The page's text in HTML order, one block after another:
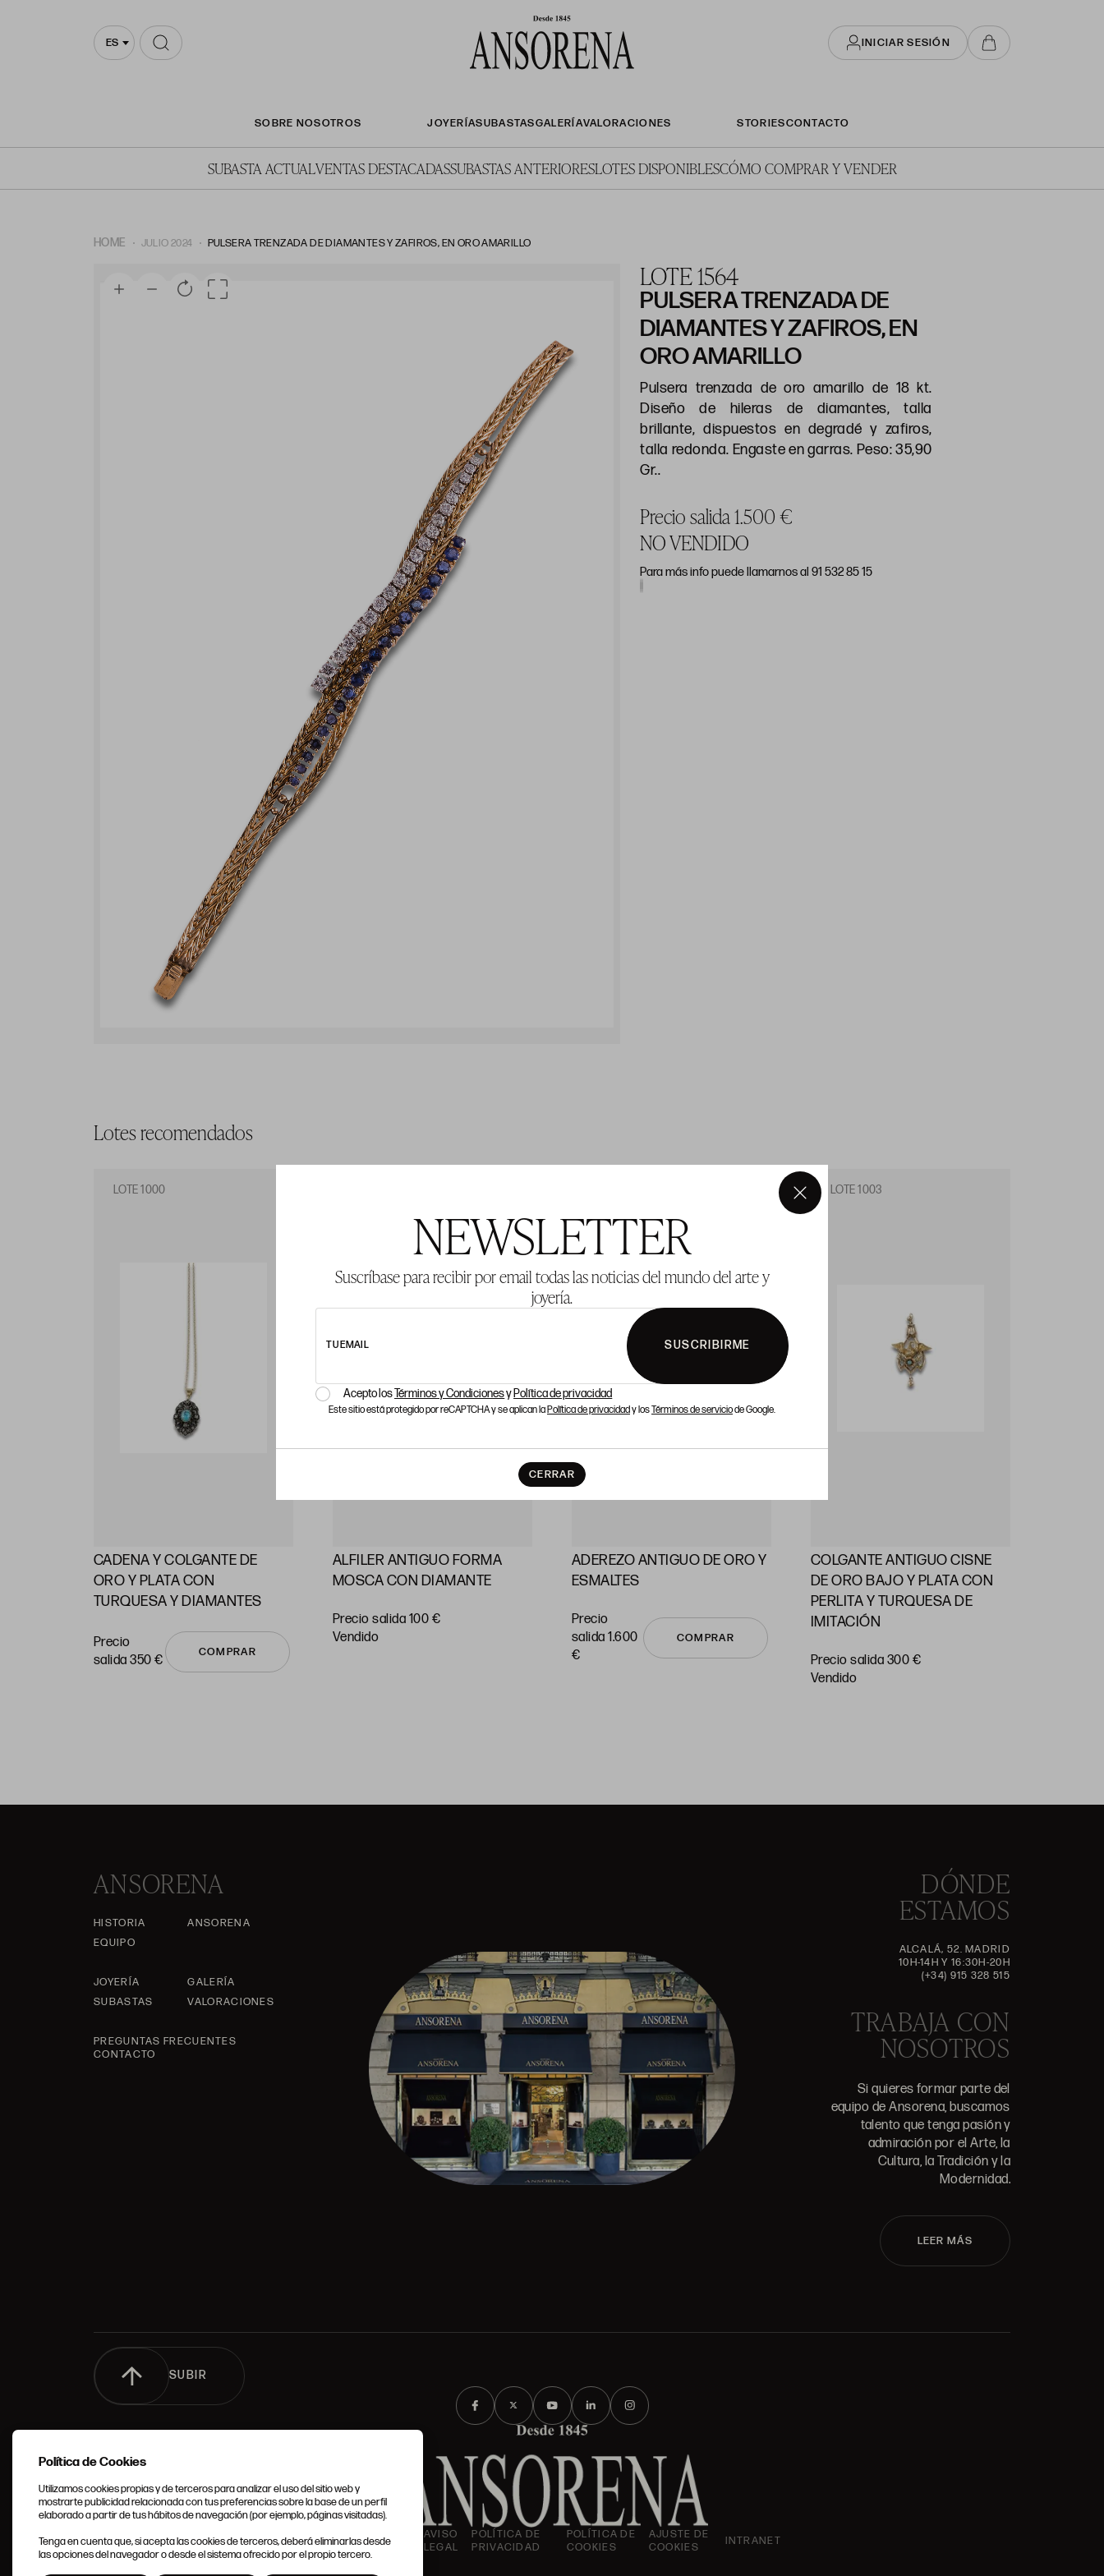
NEWSLETTER
Suscríbase para recibir por email todas las noticias del mundo del arte y
joyería.
TU EMAIL SUSCRIBIRME
Acepto losTérminos y Condicionesy Política de privacidad
Este sitio está protegido por reCAPTCHA y se aplican laPolítica de privacidady losTérminos de serviciode Google.
CERRAR
×
ES INICIAR SESIÓN
SOBRE NOSOTROS JOYERÍASUBASTASGALERÍAVALORACIONES STORIESCONTACTO
SUBASTA ACTUALVENTAS DESTACADASSUBASTAS ANTERIORESLOTES DISPONIBLESCÓMO COMPRAR Y VENDER
HOME JULIO 2024 PULSERA TRENZADA DE DIAMANTES Y ZAFIROS, EN ORO AMARILLO
LOTE 1564
PULSERA TRENZADA DE
DIAMANTES Y ZAFIROS, EN
ORO AMARILLO
Pulsera trenzada de oro amarillo de 18 kt.
Diseño de hileras de diamantes, talla
brillante, dispuestos en degradé y zafiros,
talla redonda. Engaste en garras. Peso: 35,90
Gr..
Precio salida 1.500 €
NO VENDIDO
Para más info puede llamarnos al 91 532 85 15
Lotes recomendados
LOTE 1000
CADENA Y COLGANTE DE
ORO Y PLATA CON
TURQUESA Y DIAMANTES
Precio
salida 350 €
COMPRAR
ALFILER ANTIGUO FORMA
MOSCA CON DIAMANTE
Precio salida 100 €
vendido
ADEREZO ANTIGUO DE ORO Y
ESMALTES
Precio
salida 1.600
€
COMPRAR
LOTE 1003
COLGANTE ANTIGUO CISNE
DE ORO BAJO Y PLATA CON
PERLITA Y TURQUESA DE
IMITACIÓN
Precio salida 300 €
vendido
ANSORENA
HISTORIA
ANSORENA
EQUIPO
JOYERÍA
GALERÍA
SUBASTAS
VALORACIONES
PREGUNTAS FRECUENTES
CONTACTO
DÓNDE
ESTAMOS
ALCALÁ, 52. MADRID
10H-14H Y 16:30H-20H
(+34) 915 328 515
TRABAJA CON
NOSOTROS
Si quieres formar parte del
equipo de Ansorena, buscamos
talento que tenga pasión y
admiración por el Arte, la
Cultura, la Tradición y la
Modernidad.
LEER MÁS
SUBIR
GENERALES
AVISO
LEGAL
POLÍTICA DE
PRIVACIDAD
POLÍTICA DE
COOKIES
AJUSTE DE
COOKIES
INTRANET
Política de Cookies
Utilizamos cookies propias y de terceros para analizar el uso del sitio web y
mostrarte publicidad relacionada con tus preferencias sobre la base de un perfil
elaborado a partir de tus hábitos de navegación (por ejemplo, páginas visitadas).
Tenga en cuenta que, si acepta las cookies de terceros, deberá eliminarlas desde
las opciones del navegador o desde el sistema ofrecido por el propio tercero.